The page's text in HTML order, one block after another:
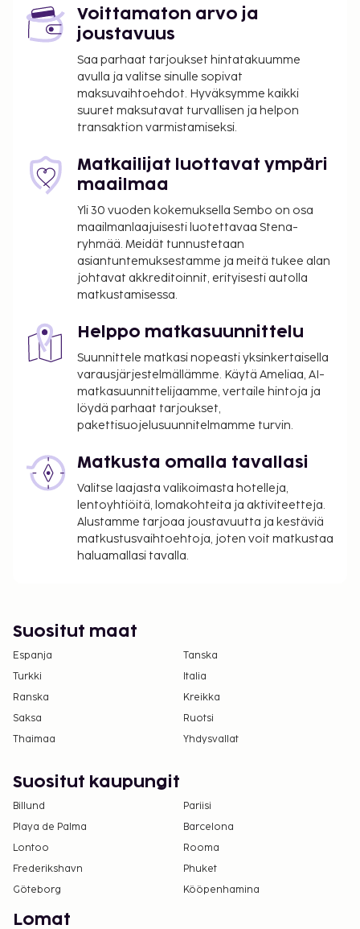
Voittamaton arvo ja
joustavuus
Saa parhaat tarjoukset hintatakuumme
avulla ja valitse sinulle sopivat
maksuvaihtoehdot. Hyväksymme kaikki
suuret maksutavat turvallisen ja helpon
transaktion varmistamiseksi.
Matkailijat luottavat ympäri
maailmaa
Yli 30 vuoden kokemuksella Sembo on osa
maailmanlaajuisesti luotettavaa Stena-
ryhmää. Meidät tunnustetaan
asiantuntemuksestamme ja meitä tukee alan
johtavat akkreditoinnit, erityisesti autolla
matkustamisessa.
Helppo matkasuunnittelu
Suunnittele matkasi nopeasti yksinkertaisella
varausjärjestelmällämme. Käytä Ameliaa, AI-
matkasuunnittelijaamme, vertaile hintoja ja
löydä parhaat tarjoukset,
pakettisuojelusuunnitelmamme turvin.
Matkusta omalla tavallasi
Valitse laajasta valikoimasta hotelleja,
lentoyhtiöitä, lomakohteita ja aktiviteetteja.
Alustamme tarjoaa joustavuutta ja kestäviä
matkustusvaihtoehtoja, joten voit matkustaa
haluamallasi tavalla.
Suositut maat
Espanja
Tanska
Turkki
Italia
Ranska
Kreikka
Saksa
Ruotsi
Thaimaa
Yhdysvallat
Suositut kaupungit
Billund
Pariisi
Playa de Palma
Barcelona
Lontoo
Rooma
Frederikshavn
Phuket
Göteborg
Kööpenhamina
Lomat